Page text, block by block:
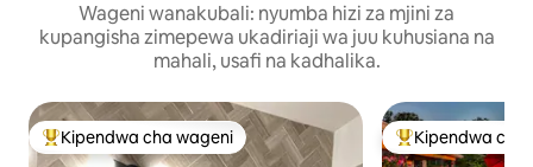
Wageni wanakubali: nyumba hizi za mjini za
kupangisha zimepewa ukadiriaji wa juu kuhusiana na
mahali, usafi na kadhalika.
Kipendwa maarufu cha wageni
Kipendwa cha wageni Kipendwa
Kipendwa cha